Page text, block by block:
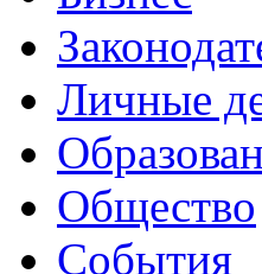
Личные
Общество
События